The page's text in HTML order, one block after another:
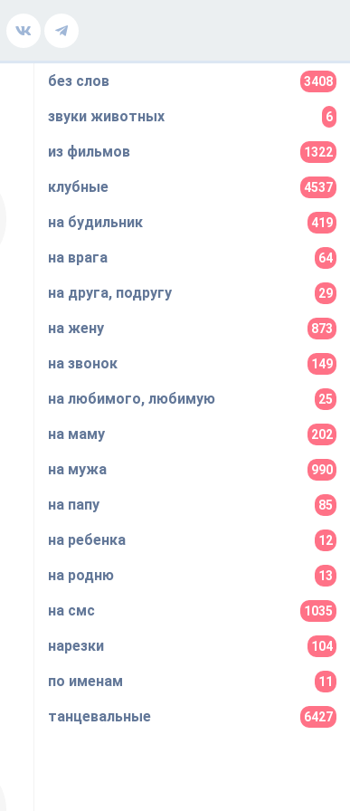
без слов 3408
звуки животных 6
из фильмов 1322
клубные 4537
на будильник 419
на врага 64
на друга, подругу 29
на жену 873
на звонок 149
на любимого, любимую 25
на маму 202
на мужа 990
на папу 85
на ребенка 12
на родню 13
на смс 1035
нарезки 104
по именам 11
танцевальные 6427